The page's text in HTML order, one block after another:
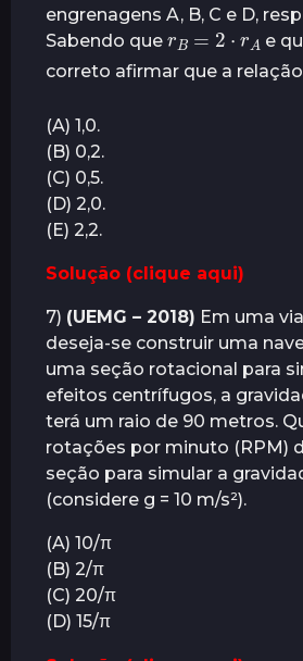
engrenagens A, B, C e D,
Sabendo que
rB= 2⋅r A
e
correto afirmar que a relação
(A) 1,0.
(B) 0,2.
(C) 0,5.
(D) 2,0.
(E) 2,2.
Solução (clique aqui)
7) (UEMG – 2018) Em uma
deseja-se construir uma
uma seção rotacional para
efeitos centrífugos, a
terá um raio de 90 metros.
rotações por minuto (RPM)
seção para simular a
(considere g = 10 m/s²).
(A) 10/π
(B) 2/π
(C) 20/π
(D) 15/π